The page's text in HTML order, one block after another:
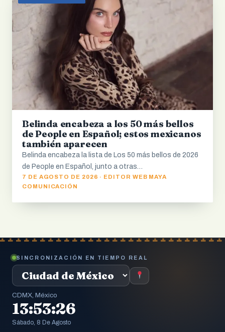
Belinda encabeza a los 50 más bellos
de People en Español; estos mexicanos
también aparecen
Belinda encabeza la lista de Los 50 más bellos de 2026
de People en Español, junto a otras…
7 DE AGOSTO DE 2026 · EDITOR WEB MAYA
COMUNICACIÓN
SINCRONIZACIÓN EN TIEMPO REAL
CDMX, México
13:53:27
Sábado, 8 De Agosto